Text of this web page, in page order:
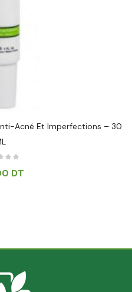
Acné Et Imperfections – 30
DT